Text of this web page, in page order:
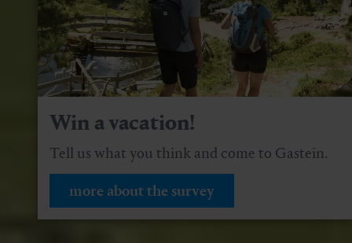
Win a vacation!
Tell us what you think and come to Gastein.
more about the survey